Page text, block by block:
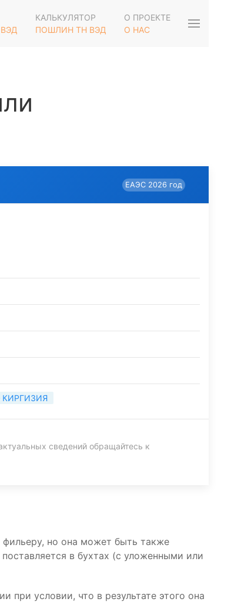
КАЛЬКУЛЯТОР
ПОШЛИН ТН ВЭД
О ПРОЕКТЕ
О НАС
ЕАЭС 2026 год
КИРГИЗИЯ
сведений обращайтесь к
фильеру, но она может быть также
в бухтах (с уложенными или
при условии, что в результате этого она